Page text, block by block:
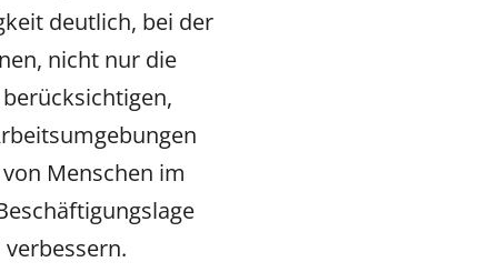
deutlich, bei der
nicht nur die
Menschen im